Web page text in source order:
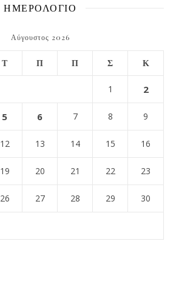
ΗΜΕΡΟΛΟΓΙΟ
Αύγουστος 2026
Τ Π Π Σ Κ
1 2
5 6 7 8 9
12 13 14 15 16
19 20 21 22 23
26 27 28 29 30